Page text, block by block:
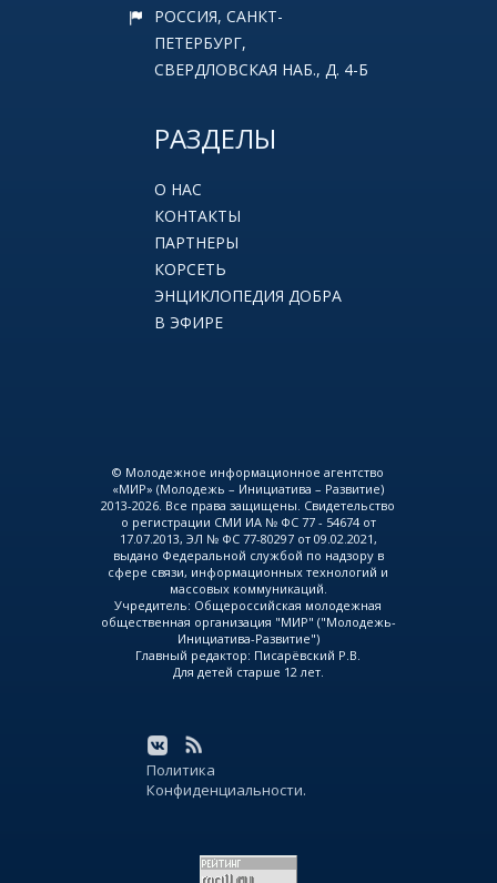
РОССИЯ, САНКТ-
ПЕТЕРБУРГ,
СВЕРДЛОВСКАЯ НАБ., Д. 4-Б
РАЗДЕЛЫ
О НАС
КОНТАКТЫ
ПАРТНЕРЫ
КОРСЕТЬ
ЭНЦИКЛОПЕДИЯ ДОБРА
В ЭФИРЕ
© Молодежное информационное агентство
«МИР» (Молодежь – Инициатива – Развитие)
2013-2026. Все права защищены. Свидетельство
о регистрации СМИ ИА № ФС 77 - 54674 от
17.07.2013, ЭЛ № ФС 77-80297 от 09.02.2021,
выдано Федеральной службой по надзору в
сфере связи, информационных технологий и
массовых коммуникаций.
Учредитель: Общероссийская молодежная
общественная организация "МИР" ("Молодежь-
Инициатива-Развитие")
Главный редактор: Писарёвский Р.В.
Для детей старше 12 лет.
Политика
Конфиденциальности.